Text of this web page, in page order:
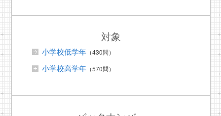
対象
小学校低学年（430問）
小学校高学年（570問）